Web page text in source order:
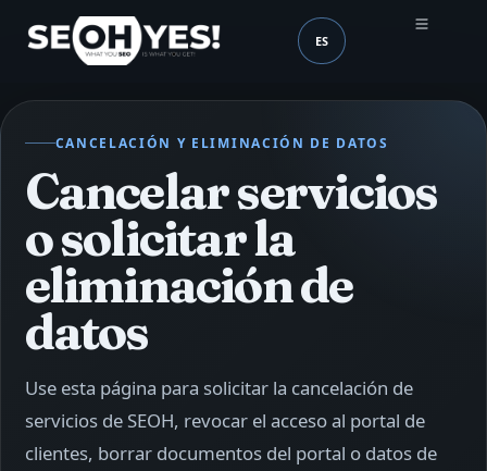
SEOH Idioma (mobile
ES
CANCELACIÓN Y ELIMINACIÓN DE DATOS
Cancelar servicios
o solicitar la
eliminación de
datos
Use esta página para solicitar la cancelación de
servicios de SEOH, revocar el acceso al portal de
clientes, borrar documentos del portal o datos de